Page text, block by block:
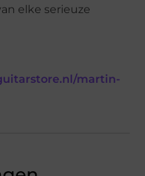
elke serieuze
martin-